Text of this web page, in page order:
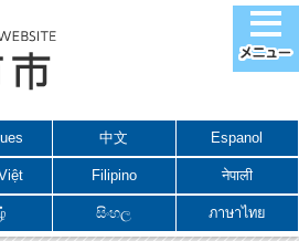
中文 Espanol
Filipino नेपाली
සිංහල ภาษาไทย